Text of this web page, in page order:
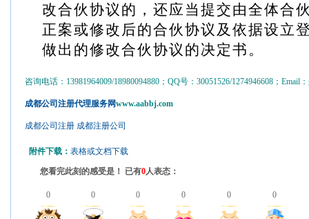
改合伙协议的，还应当提交由全体合
正案或修改后的合伙协议及依据设立
做出的修改合伙协议的决定书。
咨询电话：13981964009/18980094880；QQ号：30051526/1274946608；Email
成都公司注册代理服务网www.aabbj.com
成都公司注册 成都注册公司
附件下载： 表格或文档下载
您看完此刻的感受是！ 已有0人表态：
0 0 0 0 0 0